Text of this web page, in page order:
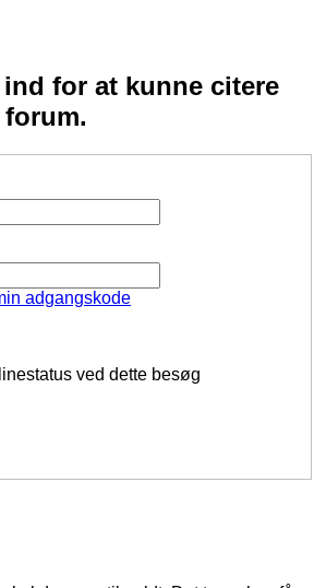
for at kunne citere
adgangskode
ved dette besøg